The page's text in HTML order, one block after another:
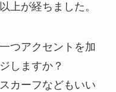
上が経ちました。
つアクセントを加
しますか？
カーフなどもいい